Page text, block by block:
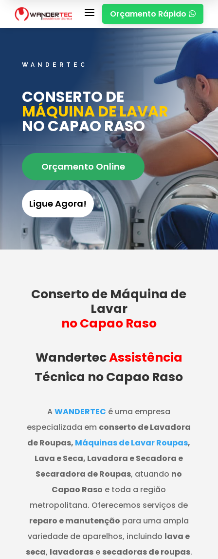
a Orçamento Rápido 
WANDERTEC
CONSERTO DE
MÁQUINA DE LAVAR
NO CAPAO RASO
Orçamento Online
Ligue Agora!
Conserto de Máquina de
Lavar
no Capao Raso
WandertecAssistência
Técnica no Capao Raso
AWANDERTEC é uma empresa
especializada em conserto de Lavadora
de Roupas, Máquinas de Lavar Roupas,
Lava e Seca, Lavadora e Secadora e
Secaradora de Roupas, atuando no
Capao Raso e toda a região
metropolitana. Oferecemos serviços de
reparo e manutenção para uma ampla
variedade de aparelhos, incluindo lava e
seca, lavadorase secadoras de roupas.